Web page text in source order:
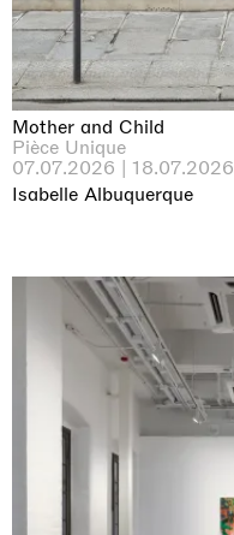
Mother and Child
Pièce Unique
07.07.2026 | 18.07.2026
Isabelle Albuquerque